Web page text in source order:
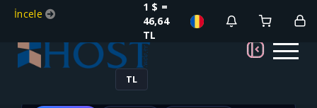
İncele
1 $ =
46,64
TL
TL